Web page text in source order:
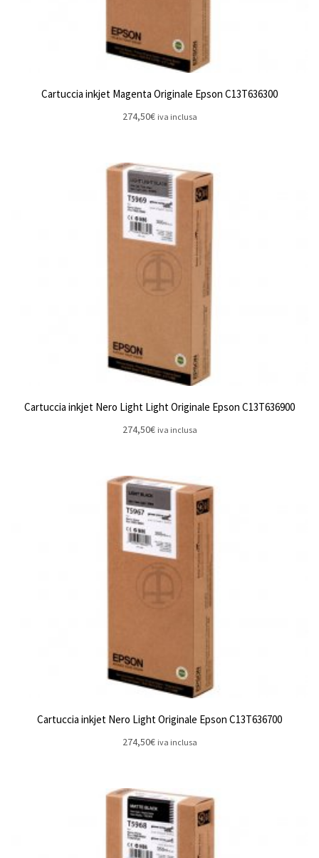
Cartuccia inkjet Magenta Originale Epson C13T636300
274,50€ iva inclusa
Cartuccia inkjet Nero Light Light Originale Epson C13T636900
274,50€ iva inclusa
Cartuccia inkjet Nero Light Originale Epson C13T636700
274,50€ iva inclusa